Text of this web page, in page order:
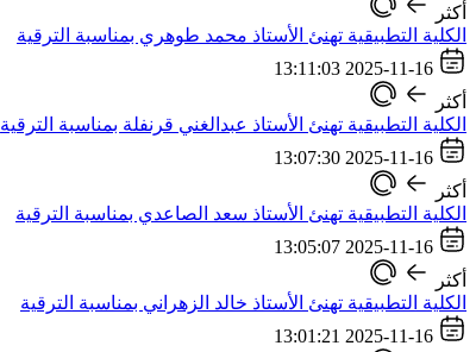
أكثر
الكلية التطبيقية تهنئ الأستاذ محمد طوهري بمناسبة الترقية
2025-11-16 13:11:03
أكثر
الكلية التطبيقية تهنئ الأستاذ عبدالغني قرنفلة بمناسبة الترقية
2025-11-16 13:07:30
أكثر
الكلية التطبيقية تهنئ الأستاذ سعد الصاعدي بمناسبة الترقية
2025-11-16 13:05:07
أكثر
الكلية التطبيقية تهنئ الأستاذ خالد الزهراني بمناسبة الترقية
2025-11-16 13:01:21